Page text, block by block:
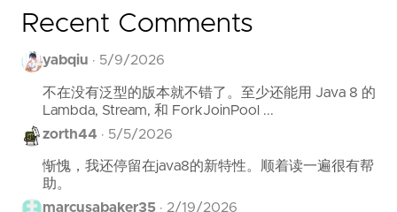
Recent Comments
yabqiu · 5/9/2026
不在没有泛型的版本就不错了。至少还能用 Java 8 的
Lambda, Stream, 和 ForkJoinPool ...
zorth44 · 5/5/2026
惭愧，我还停留在java8的新特性。顺着读一遍很有帮
助。
marcusabaker35 · 2/19/2026